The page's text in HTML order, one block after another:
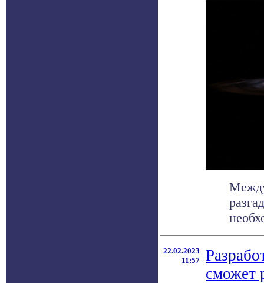
22.02.2023
11:57
сможет